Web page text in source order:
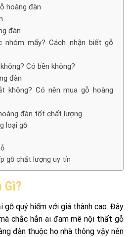
hoàng đàn
đàn
nhóm mấy? Cách nhận biết gỗ
Có bền không?
đàn
không? Có nên mua gỗ hoàng
đàn tốt chất lượng
loại gỗ
gỗ chất lượng uy tín
Gì?
gỗ quý hiếm với giá thành cao. Đây
chắc hẳn ai đam mê nội thất gỗ
đàn thuộc họ nhà thông vậy nên